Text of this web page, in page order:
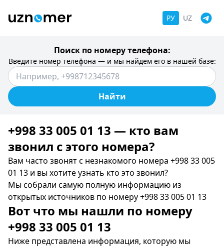
РУ UZ
Поиск по номеру телефона:
Введите номер телефона — и мы найдем его в нашей базе:
Найти
+998 33 005 01 13 — кто вам
звонил c этого номера?
Вам часто звонят с незнакомого номера +998 33 005
01 13 и вы хотите узнать кто это звонил?
Мы собрали самую полную информацию из
открытых источников по номеру +998 33 005 01 13
Вот что мы нашли по номеру
+998 33 005 01 13
Ниже представлена информация, которую мы